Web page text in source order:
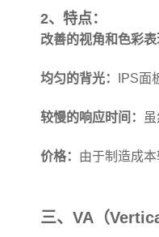
2、特点：
改善的视角和色彩表
均匀的背光： IPS面
较慢的响应时间：
价格： 由于制造成本
三、VA（